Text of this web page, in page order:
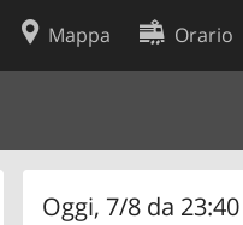
Mappa Orario
Oggi, 7/8 da 23:40